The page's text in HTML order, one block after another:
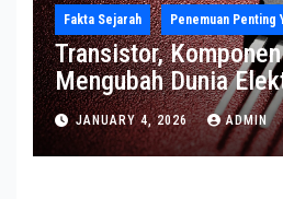
Fakta Sejarah Penemuan Penting
Transistor,
Mengubah Dunia
Modern
JANUARY 4, 2026 ADMIN